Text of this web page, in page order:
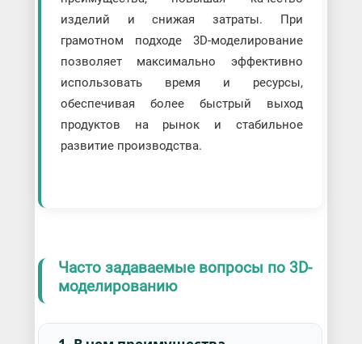
изделий и снижая затраты. При
грамотном подходе 3D-моделирование
позволяет максимально эффективно
использовать время и ресурсы,
обеспечивая более быстрый выход
продуктов на рынок и стабильное
развитие производства.
Часто задаваемые вопросы по 3D-
моделированию